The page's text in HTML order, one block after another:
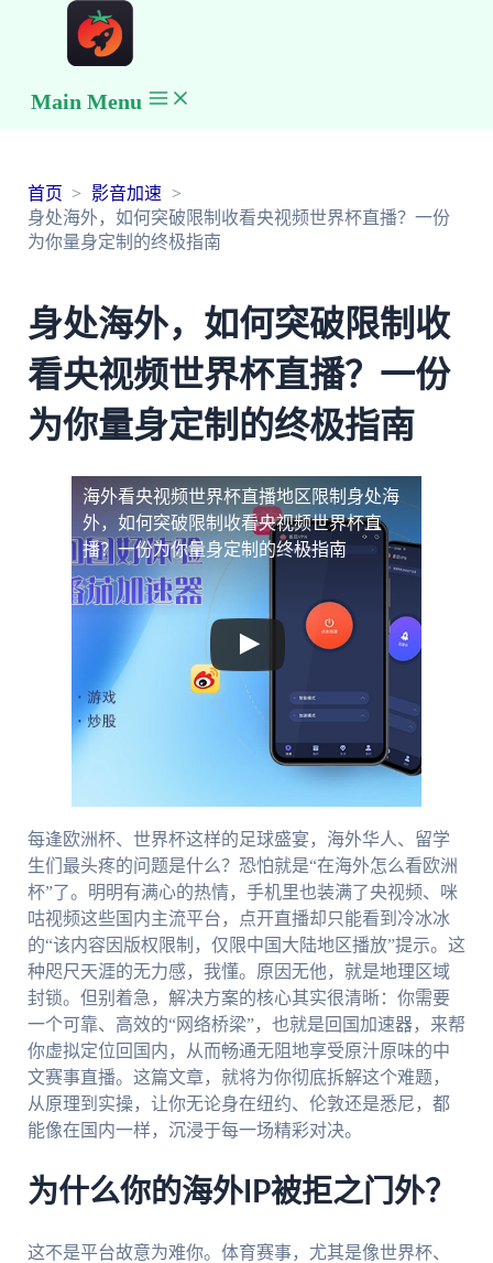
Main Menu
首页
影音加速
身处海外，如何突破限制收看央视频世界杯直播？一份
为你量身定制的终极指南
身处海外，如何突破限制收
看央视频世界杯直播？一份
为你量身定制的终极指南
海外看央视频世界杯直播地区限制 身处海
外，如何突破限制收看央视频世界杯直
播？一份为你量身定制的终极指南
每逢欧洲杯、世界杯这样的足球盛宴，海外华人、留学
生们最头疼的问题是什么？恐怕就是“在海外怎么看欧洲
杯”了。明明有满心的热情，手机里也装满了央视频、咪
咕视频这些国内主流平台，点开直播却只能看到冷冰冰
的“该内容因版权限制，仅限中国大陆地区播放”提示。这
种咫尺天涯的无力感，我懂。原因无他，就是地理区域
封锁。但别着急，解决方案的核心其实很清晰：你需要
一个可靠、高效的“网络桥梁”，也就是回国加速器，来帮
你虚拟定位回国内，从而畅通无阻地享受原汁原味的中
文赛事直播。这篇文章，就将为你彻底拆解这个难题，
从原理到实操，让你无论身在纽约、伦敦还是悉尼，都
能像在国内一样，沉浸于每一场精彩对决。
为什么你的海外IP被拒之门外？
这不是平台故意为难你。体育赛事，尤其是像世界杯、